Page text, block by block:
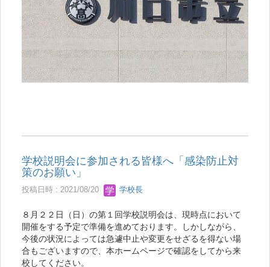
学校説明会に参加される皆様へ「感染防止対
策のお願い」
投稿日時 : 2021/08/20 学校長
８月２２日（日）の第１回学校説明会は、現時点において
開催をする予定で準備を進めております。しかしながら、
今後の状況によっては急遽中止や変更をせざるを得ない場
合もございますので、本ホームページで確認をしてから来
校してください。